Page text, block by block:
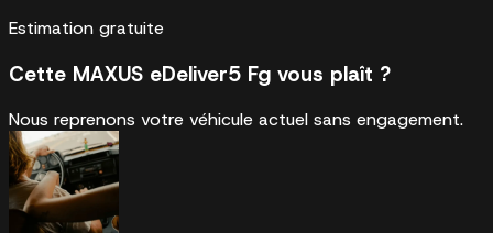
Estimation gratuite
Cette MAXUS eDeliver5 Fg vous plaît ?
Nous reprenons votre véhicule actuel sans engagement.